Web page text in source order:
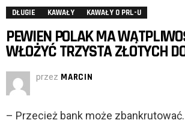
DŁUGIE KAWAŁY KAWAŁY O PRL-U
PEWIEN POLAK MA
WŁOŻYĆ TRZYSTA ZŁOTYCH
przez MARCIN
– Przecież bank może zbankrutować.